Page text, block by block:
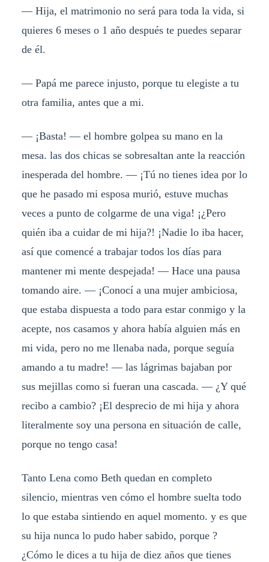
— Hija, el matrimonio no será para toda la vida, si
quieres 6 meses o 1 año después te puedes separar
de él.
— Papá me parece injusto, porque tu elegiste a tu
otra familia, antes que a mi.
— ¡Basta! — el hombre golpea su mano en la
mesa. las dos chicas se sobresaltan ante la reacción
inesperada del hombre. — ¡Tú no tienes idea por lo
que he pasado mi esposa murió, estuve muchas
veces a punto de colgarme de una viga! ¡¿Pero
quién iba a cuidar de mi hija?! ¡Nadie lo iba hacer,
así que comencé a trabajar todos los días para
mantener mi mente despejada! — Hace una pausa
tomando aire. — ¡Conocí a una mujer ambiciosa,
que estaba dispuesta a todo para estar conmigo y la
acepte, nos casamos y ahora había alguien más en
mi vida, pero no me llenaba nada, porque seguía
amando a tu madre! — las lágrimas bajaban por
sus mejillas como si fueran una cascada. — ¿Y qué
recibo a cambio? ¡El desprecio de mi hija y ahora
literalmente soy una persona en situación de calle,
porque no tengo casa!
Tanto Lena como Beth quedan en completo
silencio, mientras ven cómo el hombre suelta todo
lo que estaba sintiendo en aquel momento. y es que
su hija nunca lo pudo haber sabido, porque ?
¿Cómo le dices a tu hija de diez años que tienes